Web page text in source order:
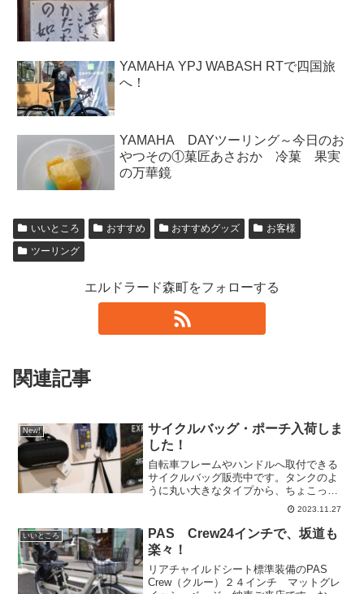
YAMAHA YPJ WABASH RTで四国旅
へ！
YAMAHA DAYツーリング～今日のお
やつその①菓匠あさおか 冷菓 果実
の万華鏡
いいところ おすすめ おすすめグッズ
お客様
ツーリング
エルドラード森町をフォローする
関連記事
New!
サイクルバッグ・ポーチ入荷しま
した！
自転車フレームやハンドルへ取付できる
サイクルバッグ販売中です。タンクのよ
うに丸い大きなタイプから、ちょこっと
した小物や小銭も入れられる小さいタイ
プまで、あります。ぜひ、自転車散歩の
おともにどうぞ。
2023.11.27
いいところ
PAS Crew24インチで、坂道も
楽々！
リアチャイルドシート標準装備のPAS
Crew（クルー）２４インチ マットグレ